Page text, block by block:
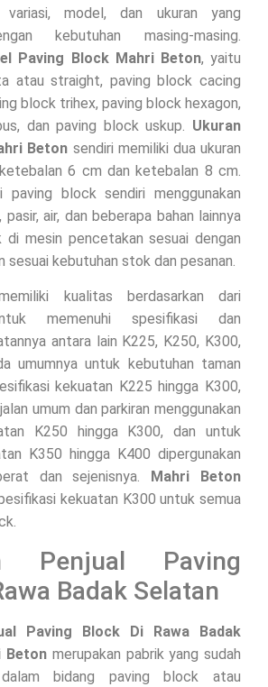
model, dan ukuran yang
kebutuhan masing-masing.
Paving Block Mahri Beton, yaitu
atau straight, paving block cacing
block trihex, paving block hexagon,
dan paving block uskup. Ukuran
Beton sendiri memiliki dua ukuran
6 cm dan ketebalan 8 cm.
paving block sendiri menggunakan
air, dan beberapa bahan lainnya
mesin pencetakan sesuai dengan
sesuai kebutuhan stok dan pesanan.
kualitas berdasarkan dari
memenuhi spesifikasi dan
antara lain K225, K250, K300,
umumnya untuk kebutuhan taman
kekuatan K225 hingga K300,
umum dan parkiran menggunakan
K250 hingga K300, dan untuk
K350 hingga K400 dipergunakan
dan sejenisnya.
Mahri Beton
kekuatan K300 untuk semua
Penjual Paving
Badak Selatan
Paving Block Di Rawa Badak
Beton merupakan pabrik yang sudah
dalam bidang paving block atau